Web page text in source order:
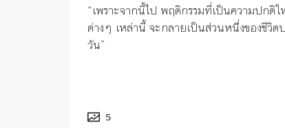
“เพราะจากนี้ไป พฤติกรรมที่เป็นความปกติใ
ต่างๆ เหล่านี้ จะกลายเป็นส่วนหนึ่งของชีวิต
วัน”
5